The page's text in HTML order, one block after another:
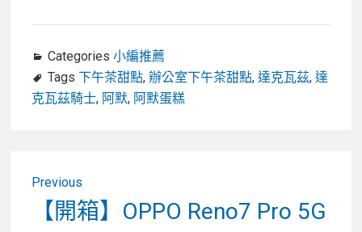
Categories 小編推薦
Tags 下午茶甜點, 辦公室下午茶甜點, 達克瓦茲, 達
克瓦茲騎士, 阿默, 阿默蛋糕
Previous
Previous
post:
【開箱】OPPO Reno7 Pro 5G